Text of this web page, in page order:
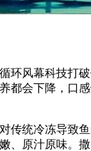
幕科技打
会下降，
统冷冻导致
原汁原味。